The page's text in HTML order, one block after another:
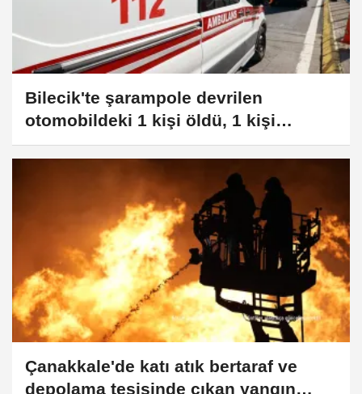
Bilecik'te şarampole devrilen
otomobildeki 1 kişi öldü, 1 kişi
yaralandı
Çanakkale'de katı atık bertaraf ve
depolama tesisinde çıkan yangın